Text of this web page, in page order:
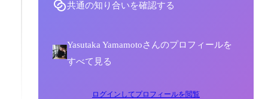
共通の知り合いを確認する
Yasutaka Yamamotoさんのプロフィールを
すべて見る
ログインしてプロフィールを閲覧